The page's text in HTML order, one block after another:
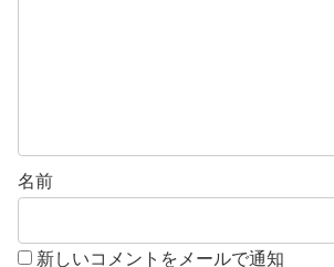
名前
新しいコメントをメールで通知